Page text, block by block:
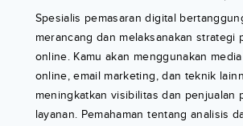
Spesialis pemasaran digital
merancang dan melaksanakan strategi
online. Kamu akan menggunakan
online, email marketing, dan teknik
meningkatkan visibilitas dan penjualan
layanan. Pemahaman tentang analisis